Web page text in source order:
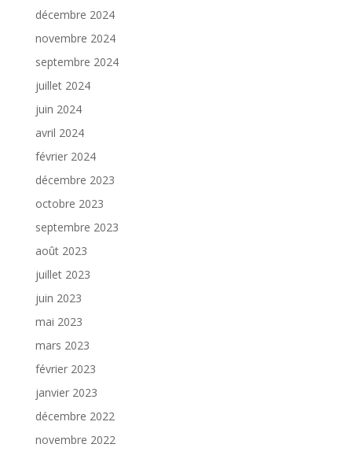
décembre 2024
novembre 2024
septembre 2024
juillet 2024
juin 2024
avril 2024
février 2024
décembre 2023
octobre 2023
septembre 2023
août 2023
juillet 2023
juin 2023
mai 2023
mars 2023
février 2023
janvier 2023
décembre 2022
novembre 2022